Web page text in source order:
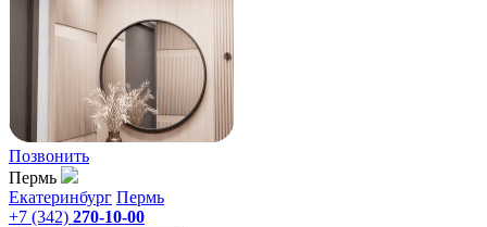
Позвонить
Пермь
Екатеринбург Пермь
+7 (342) 270-10-00